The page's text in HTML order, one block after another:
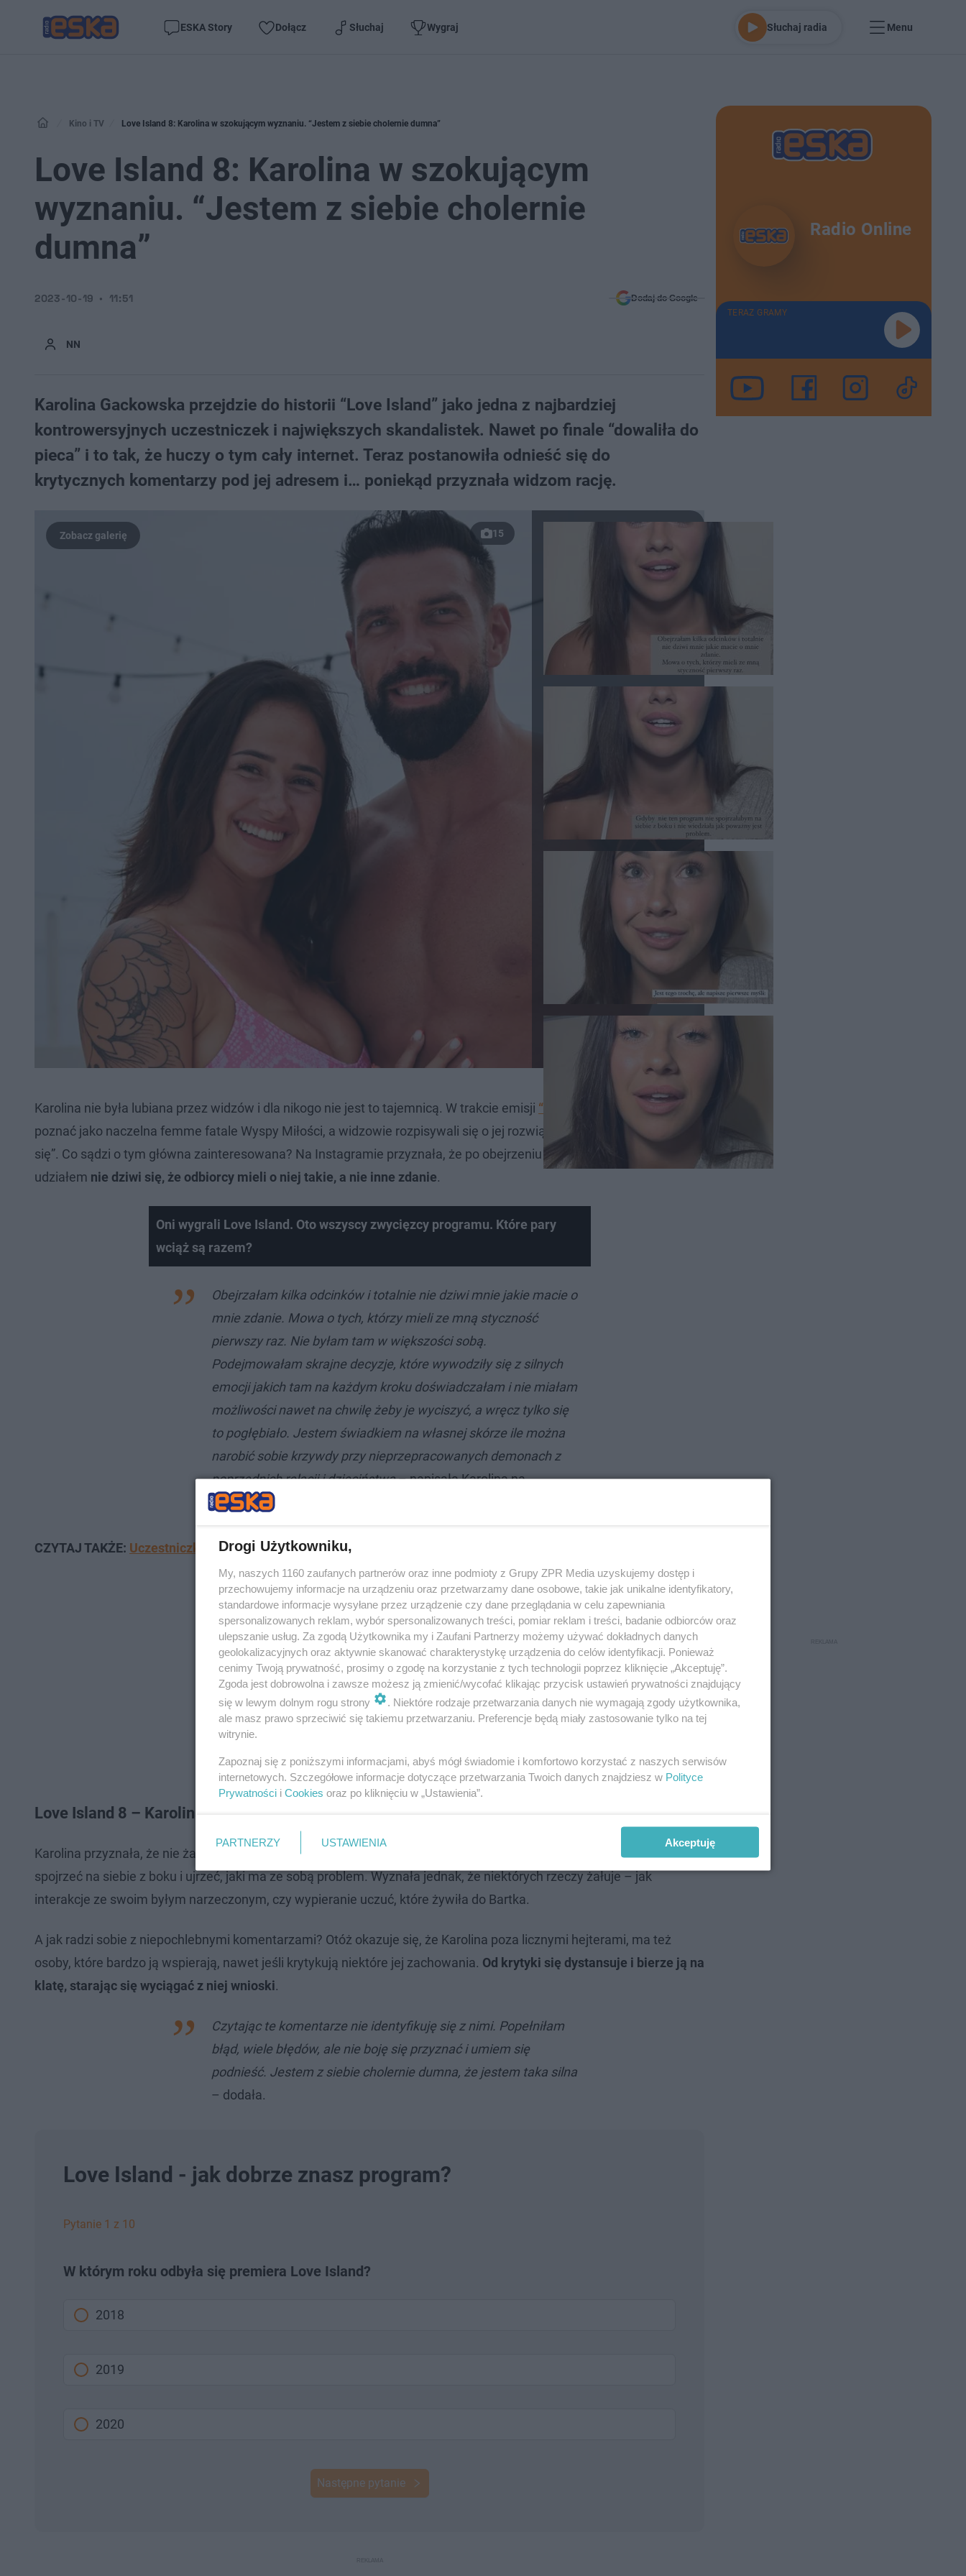
ESKA Story Dołącz Słuchaj Wygraj Słuchaj radia Menu
Kino i TV Love Island 8: Karolina w szokującym wyznaniu. “Jestem z siebie cholernie dumna”
Love Island 8: Karolina w szokującym
wyznaniu. “Jestem z siebie cholernie
dumna”
NN
2023-10-19 11:51 Dodaj do Google
Karolina Gackowska przejdzie do historii “Love Island” jako jedna z najbardziej
kontrowersyjnych uczestniczek i największych skandalistek. Nawet po finale “dowaliła do
pieca” i to tak, że huczy o tym cały internet. Teraz postanowiła odnieść się do
krytycznych komentarzy pod jej adresem i… poniekąd przyznała widzom rację.
15
Karolina nie była lubiana przez widzów i dla nikogo nie jest to tajemnicą. W trakcie emisji “Love Island 8”
dała się
poznać jako naczelna femme fatale Wyspy Miłości, a widzowie rozpisywali się o jej rozwiązłości i “złym prowadzeniu
się”. Co sądzi o tym główna zainteresowana? Na Instagramie przyznała, że po obejrzeniu odcinków ze swoim
udziałem nie dziwi się, że odbiorcy mieli o niej takie, a nie inne zdanie.
Oni wygrali Love Island. Oto wszyscy zwycięzcy programu. Które pary
wciąż są razem?
Obejrzałam kilka odcinków i totalnie nie dziwi mnie jakie macie o
mnie zdanie. Mowa o tych, którzy mieli ze mną styczność
pierwszy raz. Nie byłam tam w większości sobą.
Podejmowałam skrajne decyzje, które wywodziły się z silnych
emocji jakich tam na każdym kroku doświadczałam i nie miałam
możliwości nawet na chwilę żeby je wyciszyć, a wręcz tylko się
to pogłębiało. Jestem świadkiem na własnej skórze ile można
narobić sobie krzywdy przy nieprzepracowanych demonach z
poprzednich relacji i dzieciństwa– napisała Karolina na
InstaStories.
CZYTAJ TAKŻE: Uczestniczki Love Island 8 atakują Karolinę. Jej odpowiedź tylko pogorszyła sprawę
Love Island 8 – Karolina o akcji z Bartkiem i Żaki oraz hejcie, jaki jej dotknął
Karolina przyznała, że nie żałuje udziału w programie, bo gdyby nie “Love Island 8”, nie miałaby takiej okazji, by
spojrzeć na siebie z boku i ujrzeć, jaki ma ze sobą problem. Wyznała jednak, że niektórych rzeczy żałuje – jak
interakcje ze swoim byłym narzeczonym, czy wypieranie uczuć, które żywiła do Bartka.
A jak radzi sobie z niepochlebnymi komentarzami? Otóż okazuje się, że Karolina poza licznymi hejterami, ma też
osoby, które bardzo ją wspierają, nawet jeśli krytykują niektóre jej zachowania. Od krytyki się dystansuje i bierze ją na
klatę, starając się wyciągać z niej wnioski.
Czytając te komentarze nie identyfikuję się z nimi. Popełniłam
błąd, wiele błędów, ale nie boję się przyznać i umiem się
podnieść. Jestem z siebie cholernie dumna, że jestem taka silna
– dodała.
Love Island - jak dobrze znasz program?
Pytanie 1 z 10
W którym roku odbyła się premiera Love Island?
2018
2019
2020
Następne pytanie
Radio Online
TERAZ GRAMY
Drogi Użytkowniku,
My, naszych 1160 zaufanych partnerów oraz inne podmioty z Grupy ZPR Media uzyskujemy dostęp i
przechowujemy informacje na urządzeniu oraz przetwarzamy dane osobowe, takie jak unikalne identyfikatory,
standardowe informacje wysyłane przez urządzenie czy dane przeglądania w celu zapewniania
spersonalizowanych reklam, wybór spersonalizowanych treści, pomiar reklam i treści, badanie odbiorców oraz
ulepszanie usług. Za zgodą Użytkownika my i Zaufani Partnerzy możemy używać dokładnych danych
geolokalizacyjnych oraz aktywnie skanować charakterystykę urządzenia do celów identyfikacji. Ponieważ
cenimy Twoją prywatność, prosimy o zgodę na korzystanie z tych technologii poprzez kliknięcie „Akceptuję”.
Zgoda jest dobrowolna i zawsze możesz ją zmienić/wycofać klikając przycisk ustawień prywatności znajdujący
się w lewym dolnym rogu strony
. Niektóre rodzaje przetwarzania danych nie wymagają zgody użytkownika,
ale masz prawo sprzeciwić się takiemu przetwarzaniu. Preferencje będą miały zastosowanie tylko na tej
witrynie.
Zapoznaj się z poniższymi informacjami, abyś mógł świadomie i komfortowo korzystać z naszych serwisów
internetowych. Szczegółowe informacje dotyczące przetwarzania Twoich danych znajdziesz w Polityce
Prywatności i Cookies oraz po kliknięciu w „Ustawienia”.
PARTNERZY USTAWIENIA Akceptuję